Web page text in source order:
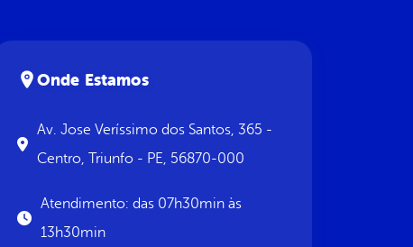
Onde Estamos
Av. Jose Veríssimo dos Santos, 365 -
Centro, Triunfo - PE, 56870-000
Atendimento: das 07h30min às
13h30min